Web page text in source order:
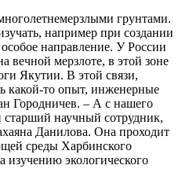
грунтами.
например при создании
направление. У России
вечной мерзлоте, в этой зоне
Якутии. В этой связи,
какой-то опыт, инженерные
Городничев. – А с нашего
старший научный сотрудник,
Данилова. Она проходит
среды Харбинского
изучению экологического